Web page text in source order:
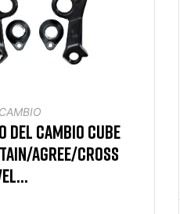
DEL CAMBIO CUBE
AGREE/CROSS